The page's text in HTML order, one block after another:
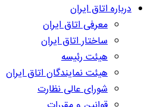
درباره اتاق ایران
معرفی اتاق ایران
ساختار اتاق ایران
هیئت رئیسه
هیئت نمایندگان اتاق ایران
شورای عالی نظارت